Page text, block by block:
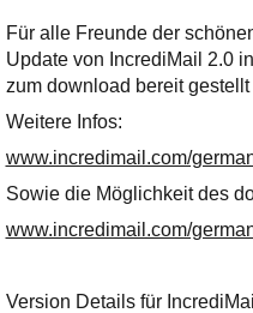
Für alle Freunde der
Update von IncrediMail 2.0
zum download bereit gestellt
Weitere Infos:
www.incredimail.com/
Sowie die Möglichkeit des
www.incredimail.com/
Version Details für
bereithält!
Wie z.B. Outlook,
GMail, Thunderbird
oder auch
KuNoMail, usw.
Ihre E-Mail
Adresse: